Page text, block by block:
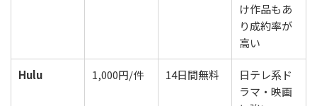
け作品もあ
り成約率が
高い
Hulu 1,000円/件 14日間無料
日テレ系ド
ラマ・映画